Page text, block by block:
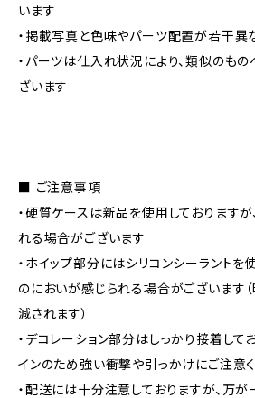
います
・掲載写真と色味やパーツ配置が若干異
・パーツは仕入れ状況により、類似のも
ざいます
■ ご注意事項
・硬質ケースは新品を使用しております
れる場合がございます
・ホイップ部分にはシリコンシーラントを
のにおいが感じられる場合がございます
減されます）
・デコレーション部分はしっかり接着して
インのため強い衝撃や引っかけにご注意
・配送には十分注意しておりますが、万